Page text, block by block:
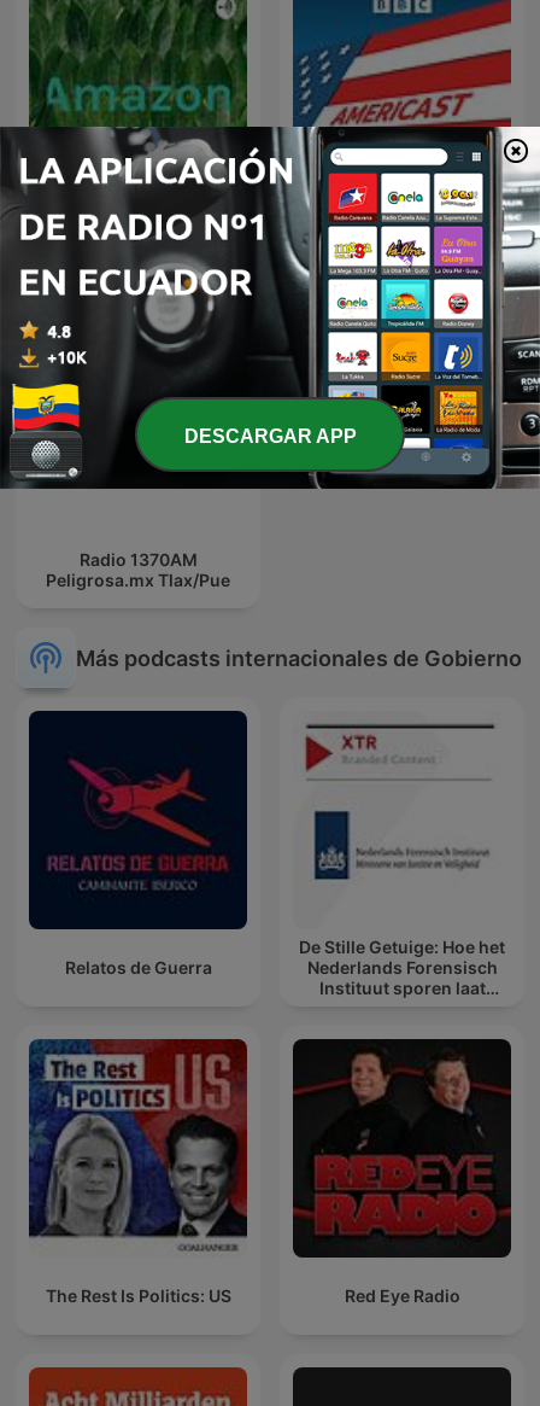
Amazon Americast
Radio 1370AM
Peligrosa.mx Tlax/Pue
Más podcasts internacionales de Gobierno
Relatos de Guerra
De Stille Getuige: Hoe het
Nederlands Forensisch
Instituut sporen laat
The Rest Is Politics: US Red Eye Radio
DESCARGAR APP